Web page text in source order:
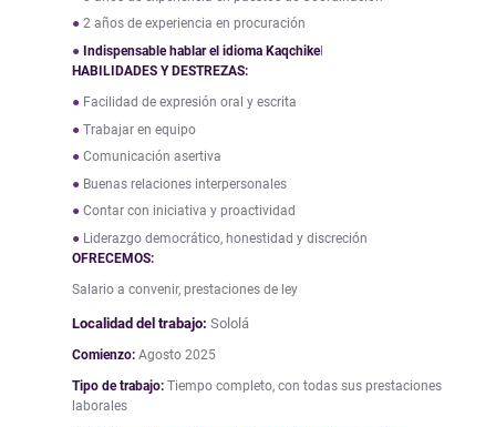
2 años de experiencia en procuración
Indispensable hablar el idioma Kaqchikel
HABILIDADES Y DESTREZAS:
Facilidad de expresión oral y escrita
Trabajar en equipo
Comunicación asertiva
Buenas relaciones interpersonales
Contar con iniciativa y proactividad
Liderazgo democrático, honestidad y discreción
OFRECEMOS:
Salario a convenir, prestaciones de ley
Localidad del trabajo: Sololá
Comienzo: Agosto 2025
Tipo de trabajo: Tiempo completo, con todas sus prestaciones
laborales